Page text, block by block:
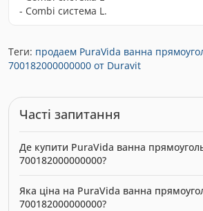
- Combi система L.
Теги: продаем PuraVida ванна
700182000000000 от Duravit
Часті запитання
Де купити PuraVida ванна
700182000000000?
можна купити в нашому інтернет-
Яка ціна на PuraVida ванна
700182000000000?